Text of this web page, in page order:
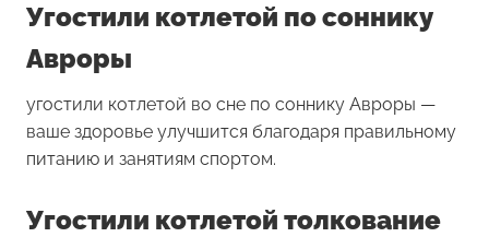
Угостили котлетой по соннику
Авроры
угостили котлетой во сне по соннику Авроры —
ваше здоровье улучшится благодаря правильному
питанию и занятиям спортом.
Угостили котлетой толкование